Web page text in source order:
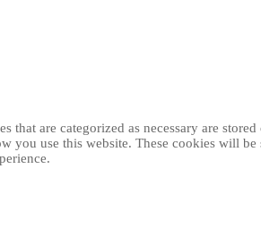
are categorized as necessary are
you use this website. These cookies will